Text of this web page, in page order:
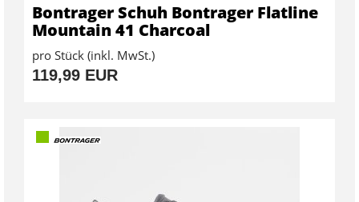
Bontrager Schuh Bontrager Flatline
Mountain 41 Charcoal
pro Stück (inkl. MwSt.)
119,99 EUR